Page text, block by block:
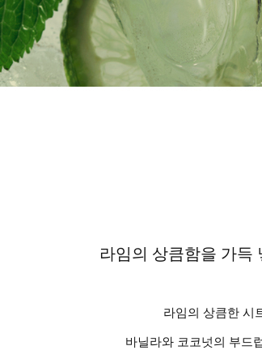
라임의 상큼함을 가득
라임의 상큼한 시
바닐라와 코코넛의 부드